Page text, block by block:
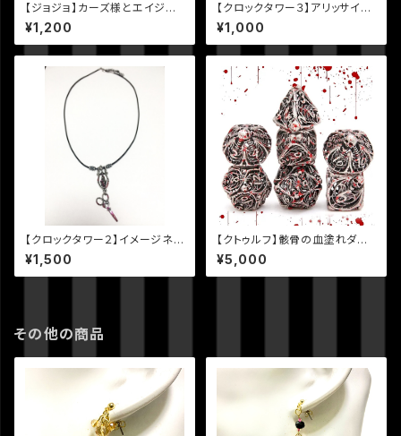
【ジョジョ】カーズ様とエイジャ
の赤石イメージネックレス
¥1,200
【クロックタワー３】アリッサイメ
ージネックレス
¥1,000
【クロックタワー２】イメージネッ
クレス
¥1,500
【クトゥルフ】骸骨の血塗れダイ
スセット
¥5,000
その他の商品